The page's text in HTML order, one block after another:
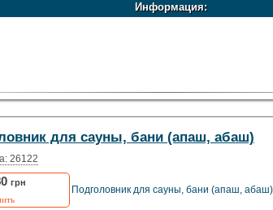
Информация:
для сауны, бани (апаш, абаш)
26122
грн
Подголовник для сауны, бани (апаш, абаш)